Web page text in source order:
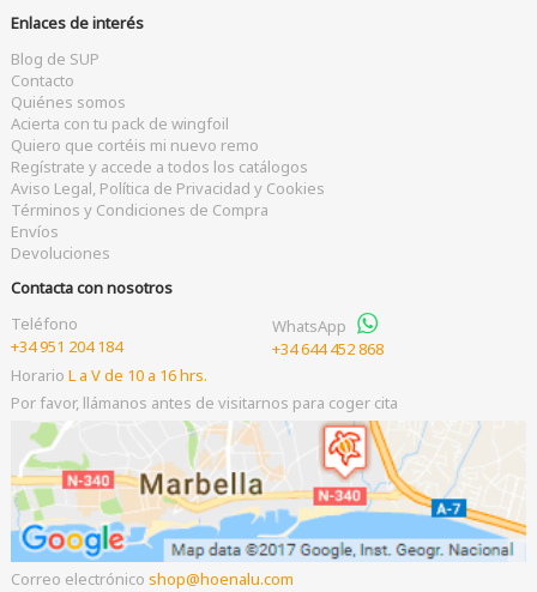
Enlaces de interés
Blog de SUP
Contacto
Quiénes somos
Acierta con tu pack de wingfoil
Quiero que cortéis mi nuevo remo
Regístrate y accede a todos los catálogos
Aviso Legal, Política de Privacidad y Cookies
Términos y Condiciones de Compra
Envíos
Devoluciones
Contacta con nosotros
Teléfono
+34 951 204 184
WhatsApp
+34 644 452 868
Horario L a V de 10 a 16 hrs.
Por favor, llámanos antes de visitarnos para coger cita
Correo electrónico shop hoenalu.com